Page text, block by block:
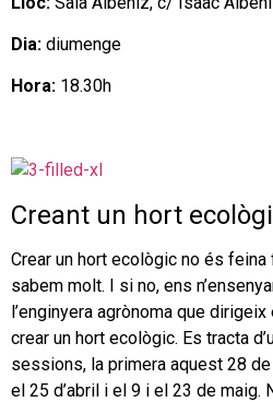
Dia: diumenge
Hora: 18.30h
Creant un hort
Crear un hort ecològic no és feina
sabem molt. I si no, ens
l’enginyera agrònoma que
crear un hort ecològic. Es tracta
sessions, la primera aquest 28
el 25 d’abril i el 9 i el 23 de maig.